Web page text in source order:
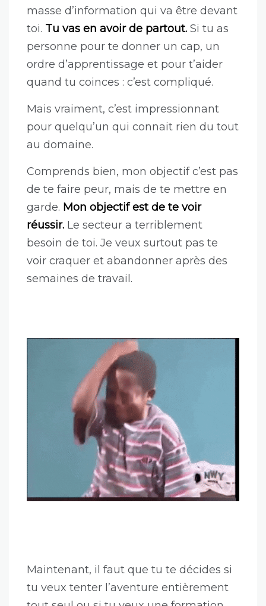
masse d’information qui va être devant
toi. Tu vas en avoir de partout. Si tu as
personne pour te donner un cap, un
ordre d’apprentissage et pour t’aider
quand tu coinces : c’est compliqué.
Mais vraiment, c’est impressionnant
pour quelqu’un qui connait rien du tout
au domaine.
Comprends bien, mon objectif c’est pas
de te faire peur, mais de te mettre en
garde. Mon objectif est de te voir
réussir. Le secteur a terriblement
besoin de toi. Je veux surtout pas te
voir craquer et abandonner après des
semaines de travail.
Maintenant, il faut que tu te décides si
tu veux tenter l’aventure entièrement